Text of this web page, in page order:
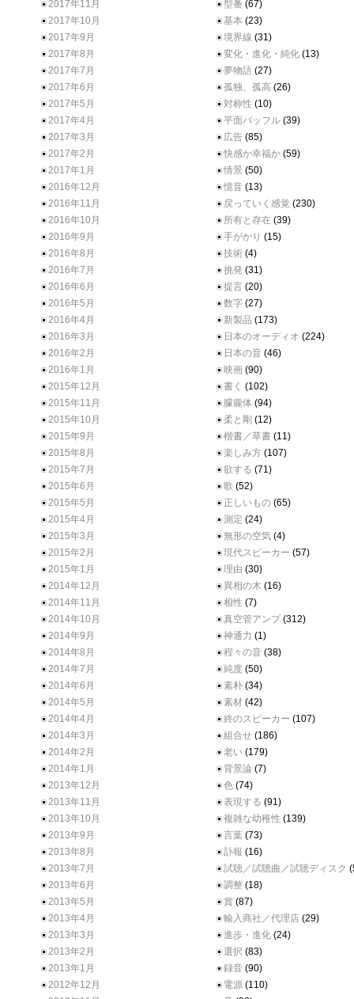
2017年11月
2017年10月
2017年9月
2017年8月
2017年7月
2017年6月
2017年5月
2017年4月
2017年3月
2017年2月
2017年1月
2016年12月
2016年11月
2016年10月
2016年9月
2016年8月
2016年7月
2016年6月
2016年5月
2016年4月
2016年3月
2016年2月
2016年1月
2015年12月
2015年11月
2015年10月
2015年9月
2015年8月
2015年7月
2015年6月
2015年5月
2015年4月
2015年3月
2015年2月
2015年1月
2014年12月
2014年11月
2014年10月
2014年9月
2014年8月
2014年7月
2014年6月
2014年5月
2014年4月
2014年3月
2014年2月
2014年1月
2013年12月
2013年11月
2013年10月
2013年9月
2013年8月
2013年7月
2013年6月
2013年5月
2013年4月
2013年3月
2013年2月
2013年1月
2012年12月
型番 (67)
基本 (23)
境界線 (31)
変化・進化・純化 (13)
夢物語 (27)
孤独、孤高 (26)
対称性 (10)
平面バッフル (39)
広告 (85)
快感か幸福か (59)
情景 (50)
憶音 (13)
戻っていく感覚 (230)
所有と存在 (39)
手がかり (15)
技術 (4)
挑発 (31)
提言 (20)
数字 (27)
新製品 (173)
日本のオーディオ (224)
日本の音 (46)
映画 (90)
書く (102)
朦朧体 (94)
柔と剛 (12)
楷書／草書 (11)
楽しみ方 (107)
欲する (71)
歌 (52)
正しいもの (65)
測定 (24)
無形の空気 (4)
現代スピーカー (57)
理由 (30)
異相の木 (16)
相性 (7)
真空管アンプ (312)
神通力 (1)
程々の音 (38)
純度 (50)
素朴 (34)
素材 (42)
終のスピーカー (107)
組合せ (186)
老い (179)
背景論 (7)
色 (74)
表現する (91)
複雑な幼稚性 (139)
言葉 (73)
訃報 (16)
試聴／試聴曲／試聴ディスク
調整 (18)
賞 (87)
輸入商社／代理店 (29)
進歩・進化 (24)
選択 (83)
録音 (90)
電源 (110)